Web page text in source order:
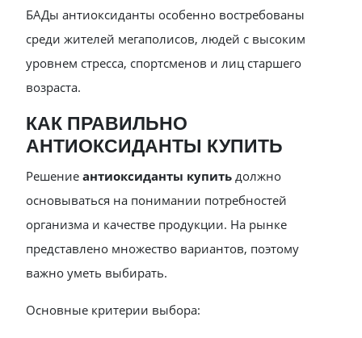
БАДы антиоксиданты особенно востребованы
среди жителей мегаполисов, людей с высоким
уровнем стресса, спортсменов и лиц старшего
возраста.
КАК ПРАВИЛЬНО
АНТИОКСИДАНТЫ КУПИТЬ
Решение антиоксиданты купить должно
основываться на понимании потребностей
организма и качестве продукции. На рынке
представлено множество вариантов, поэтому
важно уметь выбирать.
Основные критерии выбора: